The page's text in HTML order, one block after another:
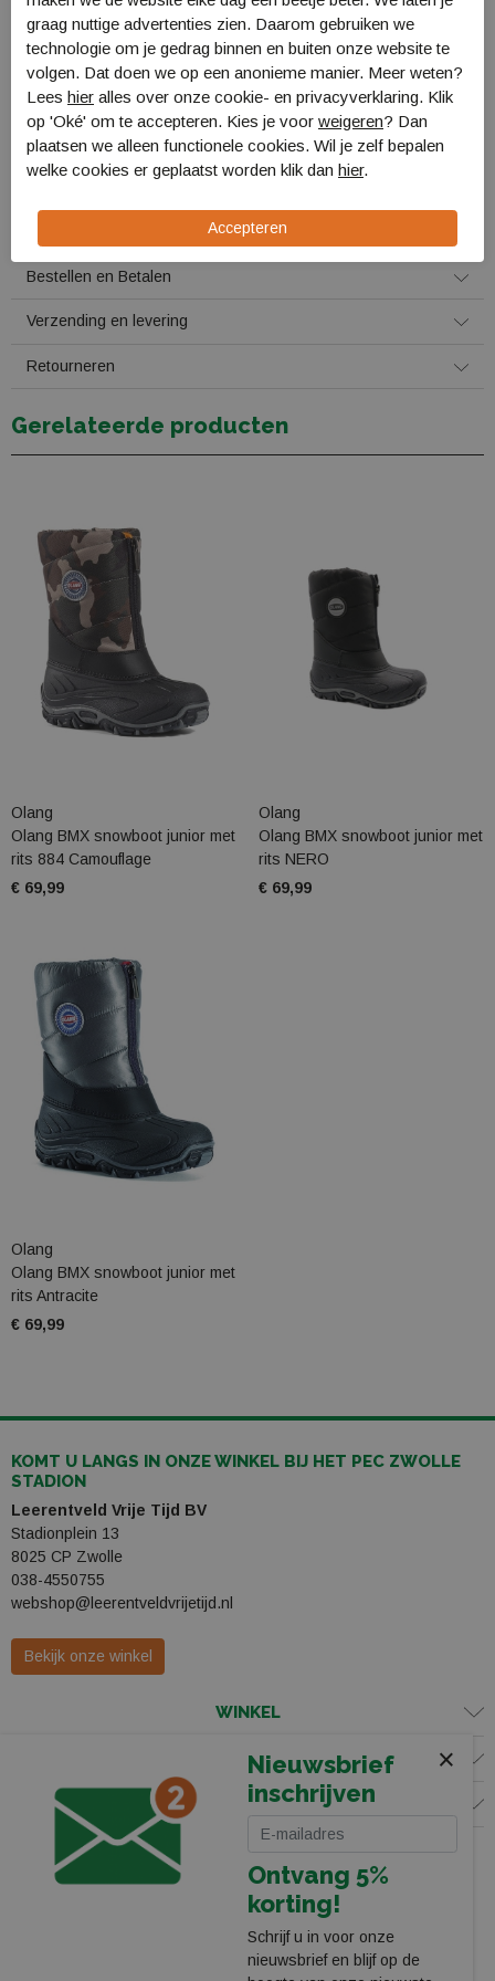
schoenmaat.
Als het een gecombineerde maat betreft, neemt uw alleen een
volgende maat als de schoenmaat de grootste maat van de
combinatiemaat is.
Voorbeeld:
U heeft schoen maat 39: dan kiest u maat 39/40
U heeft schoen maat 40: dan kiest u maat 41/42
Bestellen en Betalen
Verzending en levering
Retourneren
Gerelateerde producten
Olang
Olang BMX snowboot junior met
rits 884 Camouflage
€ 69,99
Olang
Olang BMX snowboot junior met
rits NERO
€ 69,99
Olang
Olang BMX snowboot junior met
rits Antracite
€ 69,99
KOMT U LANGS IN ONZE WINKEL BIJ HET PEC ZWOLLE
STADION
Leerentveld Vrije Tijd BV
Stadionplein 13
8025 CP Zwolle
038-4550755
webshop@leerentveldvrijetijd.nl
Bekijk onze winkel
WINKEL
KLANTENSERVICE
VOLG ONS
×
Nieuwsbrief
inschrijven
Ontvang 5%
korting!
Schrijf u in voor onze
nieuwsbrief en blijf op de
graag nuttige advertenties zien. Daarom gebruiken we
technologie om je gedrag binnen en buiten onze website te
volgen. Dat doen we op een anonieme manier. Meer weten?
Lees hier alles over onze cookie- en privacyverklaring. Klik
op 'Oké' om te accepteren. Kies je voor weigeren? Dan
plaatsen we alleen functionele cookies. Wil je zelf bepalen
welke cookies er geplaatst worden klik dan hier.